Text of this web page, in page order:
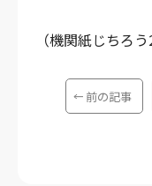
（機関紙じちろ
前の記事